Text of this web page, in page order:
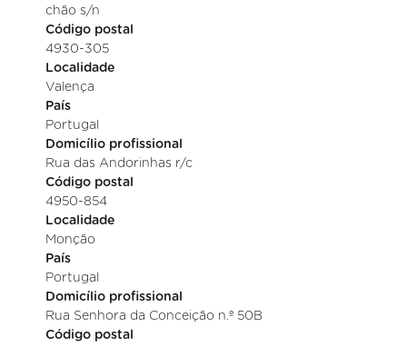
chão s/n
Código postal
4930-305
Localidade
Valença
País
Portugal
Domicílio profissional
Rua das Andorinhas r/c
Código postal
4950-854
Localidade
Monção
País
Portugal
Domicílio profissional
Rua Senhora da Conceição n.º 50B
Código postal